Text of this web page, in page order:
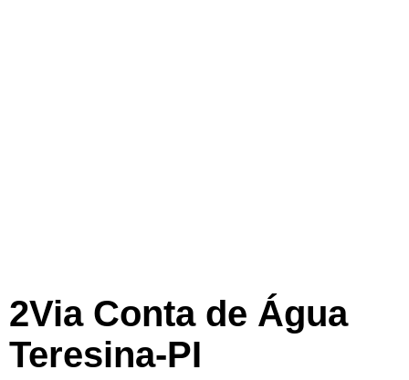
2Via Conta de Água
Teresina-PI